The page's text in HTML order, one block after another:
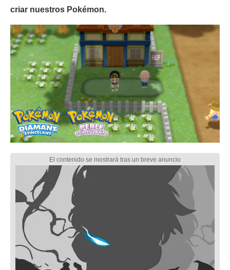
criar nuestros Pokémon.